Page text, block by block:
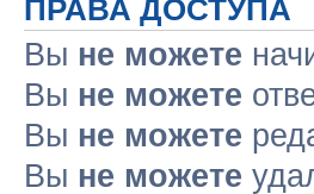
ПРАВА ДОСТУПА
Вы не можете
Вы не можете
Вы не можете
Вы не можете